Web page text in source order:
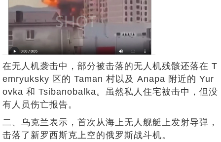
在无人机袭击中，部分被击落的无人机残骸还落在 T
emryuksky 区的 Taman 村以及 Anapa 附近的 Yur
ovka 和 Tsibanobalka。虽然私人住宅被击中，但没
有人员伤亡报告。
二、乌克兰表示，首次从海上无人舰艇上发射导弹，
击落了新罗西斯克上空的俄罗斯战斗机。